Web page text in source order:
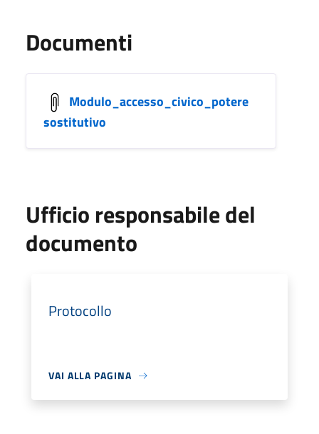
Documenti
Modulo_accesso_civico_potere
sostitutivo
Ufficio responsabile del
documento
Protocollo
VAI ALLA PAGINA